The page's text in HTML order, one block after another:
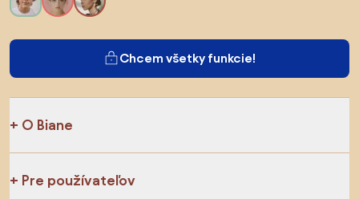
Chcem všetky funkcie!
O Biane
Pre používateľov